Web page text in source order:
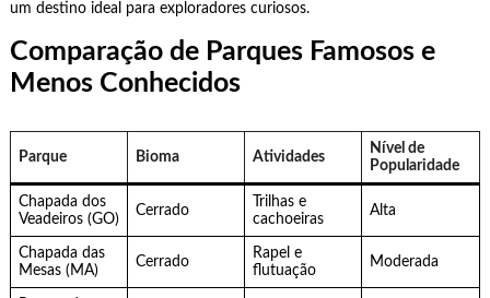
um destino ideal para exploradores curiosos.
Comparação de Parques Famosos e
Menos Conhecidos
Parque Bioma Atividades
Nível de
Popularidade
Chapada dos
Veadeiros (GO)
Cerrado
Trilhas e
cachoeiras
Alta
Chapada das
Mesas (MA)
Cerrado
Rapel e
flutuação
Moderada